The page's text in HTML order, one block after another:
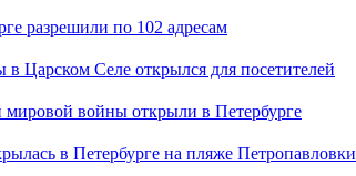
разрешили по 102 адресам
Царском Селе открылся для посетителей
войны открыли в Петербурге
в Петербурге на пляже Петропавловки